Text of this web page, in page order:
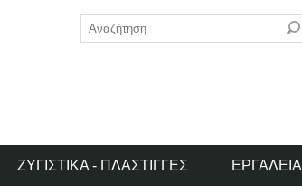
ΖΥΓΙΣΤΙΚΆ - ΠΛΆΣΤΙΓΓΕΣ ΕΡΓΑΛΕΊΑ